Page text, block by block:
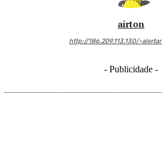
airton
http://186.209.113.130/
- Publicidade -